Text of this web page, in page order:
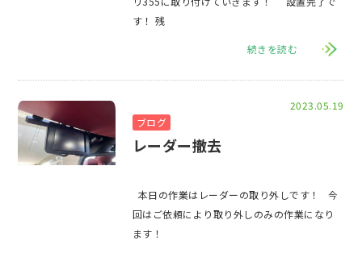
す！ 残
続きを読む
2023.05.19
ブログ
レーダー撤去
回はご依頼により取り外しのみの作業になり